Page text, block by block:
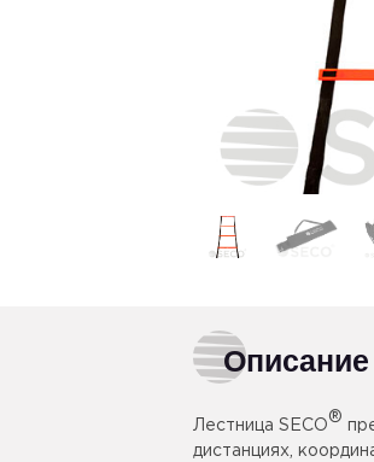
Описание
Лестница SECO
®
дистанциях,